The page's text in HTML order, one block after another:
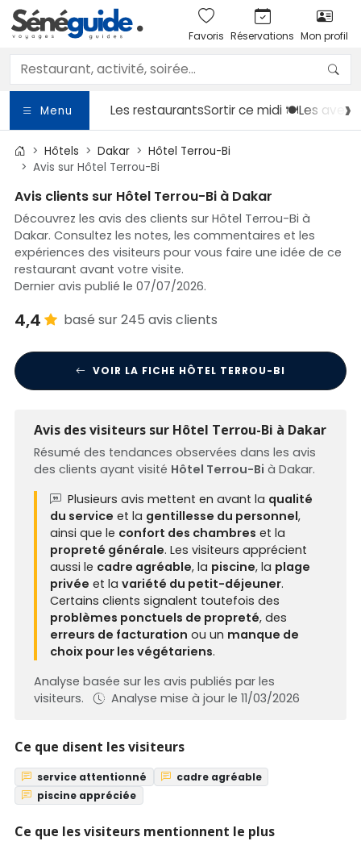
Favoris Réservations Mon profil
Menu Les restaurantsSortirce midi 🍽️Les
Hôtels Dakar
Hôtel Terrou-Bi
Avis sur Hôtel Terrou-Bi
Avis clients sur Hôtel Terrou-Bi à Dakar
Découvrez les avis des clients sur Hôtel Terrou-Bi à
Dakar. Consultez les notes, les commentaires et les
expériences des visiteurs pour vous faire une idée de ce
restaurant avant votre visite.
Dernier avis publié le 07/07/2026.
4,4 basé sur 245 avis clients
VOIR LA FICHE HÔTEL TERROU-BI
Avis des visiteurs sur Hôtel Terrou-Bi à Dakar
Résumé des tendances observées dans les avis
des clients ayant visité Hôtel Terrou-Bi à Dakar.
Plusieurs avis mettent en avant la qualité
du service et la gentillesse du personnel,
ainsi que le confort des chambres et la
propreté générale. Les visiteurs apprécient
aussi le cadre agréable, la piscine, la plage
privée et lavariété du petit-déjeuner.
Certains clients signalent toutefois des
problèmes ponctuels de propreté, des
erreurs de facturation ou un manque de
choix pour les végétariens.
Analyse basée sur les avis publiés par les
visiteurs.
Analyse mise à jour le 11/03/2026
Ce que disent les visiteurs
service attentionné
cadre agréable
piscine appréciée
Ce que les visiteurs mentionnent le plus